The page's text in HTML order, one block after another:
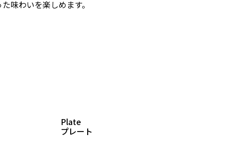
味わいを楽しめます。
Plate
プレート